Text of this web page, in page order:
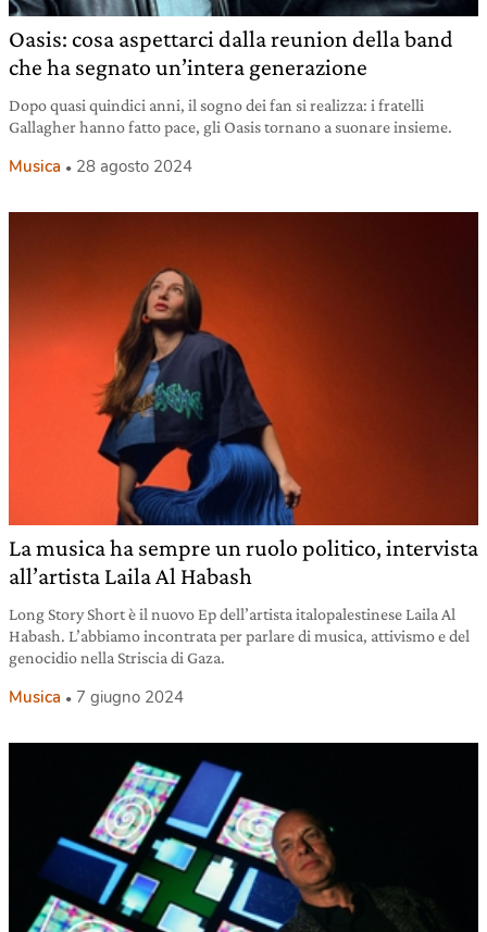
Oasis: cosa aspettarci dalla reunion della band
che ha segnato un’intera generazione
Dopo quasi quindici anni, il sogno dei fan si realizza: i fratelli
Gallagher hanno fatto pace, gli Oasis tornano a suonare insieme.
Musica 28 agosto 2024
La musica ha sempre un ruolo politico, intervista
all’artista Laila Al Habash
Long Story Short è il nuovo Ep dell’artista italopalestinese Laila Al
Habash. L’abbiamo incontrata per parlare di musica, attivismo e del
genocidio nella Striscia di Gaza.
Musica 7 giugno 2024